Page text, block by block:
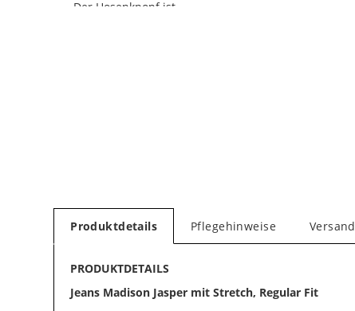
Produktdetails Pflegehinweise Versand
PRODUKTDETAILS
Jeans Madison Jasper mit Stretch, Regular Fit